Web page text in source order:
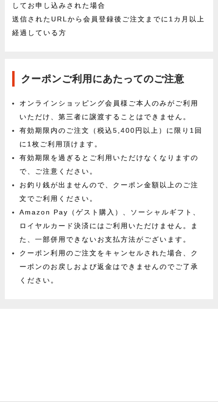
してお申し込みされた場合
送信されたURLから会員登録後ご注文までに1カ月以上
経過している方
クーポンご利用にあたってのご注意
オンラインショッピング会員様ご本人のみがご利用
いただけ、第三者に譲渡することはできません。
有効期限内のご注文（税込5,400円以上）に限り1回
に1枚ご利用頂けます。
有効期限を過ぎるとご利用いただけなくなりますの
で、ご注意ください。
お釣り銭が出ませんので、クーポン金額以上のご注
文でご利用ください。
Amazon Pay（ゲスト購入）、ソーシャルギフト、
ロイヤルカード決済にはご利用いただけません。ま
た、一部併用できないお支払方法がございます。
クーポン利用のご注文をキャンセルされた場合、ク
ーポンのお戻しおよび返金はできませんのでご了承
ください。